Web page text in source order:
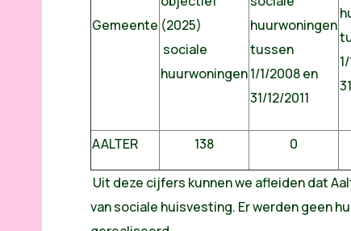
Gemeente (2025)
sociale
huurwoningen
huurwoningen
tussen
1/1/2008 en
31/12/2011
AALTER 138 0
Uit deze cijfers kunnen we afleiden dat
van sociale huisvesting. Er werden geen